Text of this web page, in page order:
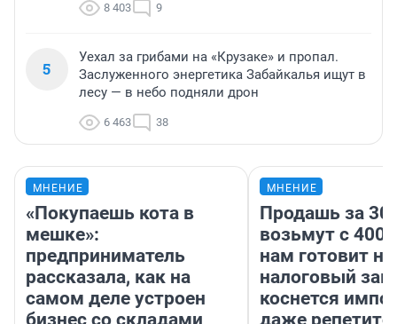
8 403 9
5
Уехал за грибами на «Крузаке» и пропал.
Заслуженного энергетика Забайкалья ищут в
лесу — в небо подняли дрон
6 463 38
МНЕНИЕ
«Покупаешь кота в
мешке»:
предприниматель
рассказала, как на
самом деле устроен
бизнес со складами
МНЕНИЕ
Продашь за
возьмут с
нам готовит
налоговый
коснется
даже